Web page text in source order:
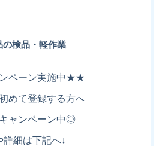
の検品・軽作業
ペーン実施中★★
めて登録する方へ
ャンペーン中◎
詳細は下記へ↓